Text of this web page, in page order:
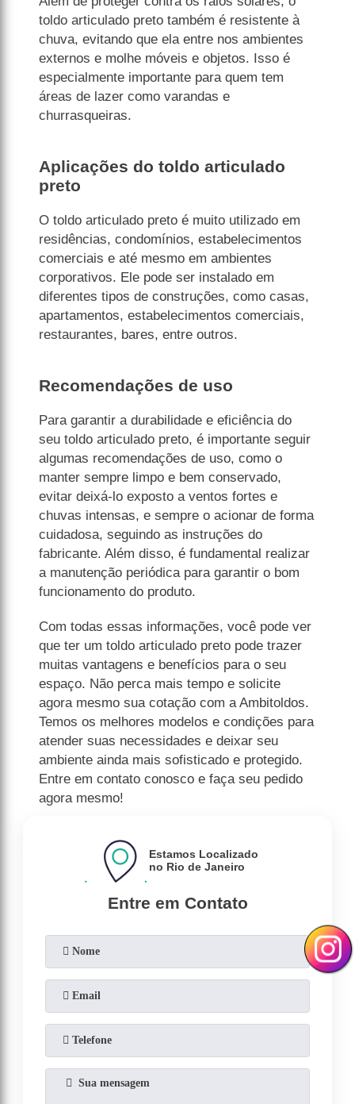
toldo articulado preto também é resistente à
chuva, evitando que ela entre nos ambientes
externos e molhe móveis e objetos. Isso é
especialmente importante para quem tem
áreas de lazer como varandas e
churrasqueiras.
Aplicações do toldo articulado
preto
O toldo articulado preto é muito utilizado em
residências, condomínios, estabelecimentos
comerciais e até mesmo em ambientes
corporativos. Ele pode ser instalado em
diferentes tipos de construções, como casas,
apartamentos, estabelecimentos comerciais,
restaurantes, bares, entre outros.
Recomendações de uso
Para garantir a durabilidade e eficiência do
seu toldo articulado preto, é importante seguir
algumas recomendações de uso, como o
manter sempre limpo e bem conservado,
evitar deixá-lo exposto a ventos fortes e
chuvas intensas, e sempre o acionar de forma
cuidadosa, seguindo as instruções do
fabricante. Além disso, é fundamental realizar
a manutenção periódica para garantir o bom
funcionamento do produto.
Com todas essas informações, você pode ver
que ter um toldo articulado preto pode trazer
muitas vantagens e benefícios para o seu
espaço. Não perca mais tempo e solicite
agora mesmo sua cotação com a Ambitoldos.
Temos os melhores modelos e condições para
atender suas necessidades e deixar seu
ambiente ainda mais sofisticado e protegido.
Entre em contato conosco e faça seu pedido
agora mesmo!
Entre em Contato
Estamos Localizado
no Rio de Janeiro